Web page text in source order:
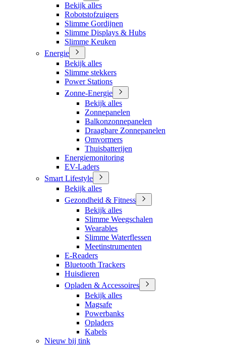
Bekijk alles
Robotstofzuigers
Slimme Gordijnen
Slimme Displays & Hubs
Slimme Keuken
Energie
Bekijk alles
Slimme stekkers
Power Stations
Zonne-Energie
Bekijk alles
Zonnepanelen
Balkonzonnepanelen
Draagbare Zonnepanelen
Omvormers
Thuisbatterijen
Energiemonitoring
EV-Laders
Smart Lifestyle
Bekijk alles
Gezondheid & Fitness
Bekijk alles
Slimme Weegschalen
Wearables
Slimme Waterflessen
Meetinstrumenten
E-Readers
Bluetooth Trackers
Huisdieren
Opladen & Accessoires
Bekijk alles
Magsafe
Powerbanks
Opladers
Kabels
Nieuw bij tink